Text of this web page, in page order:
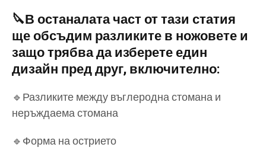
🔪В останалата част от тази статия
ще обсъдим разликите в ножовете и
защо трябва да изберете един
дизайн пред друг, включително:
🔹Разликите между въглеродна стомана и
неръждаема стомана
🔹Форма на острието